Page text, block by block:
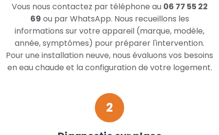
Vous nous contactez par téléphone au 06 77 55 22
69 ou par WhatsApp. Nous recueillons les
informations sur votre appareil (marque, modèle,
année, symptômes) pour préparer l'intervention.
Pour une installation neuve, nous évaluons vos besoins
en eau chaude et la configuration de votre logement.
2